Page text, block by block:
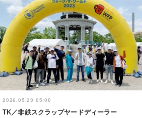
2026.05.29 05:00
TK／非鉄スクラップヤードディーラー